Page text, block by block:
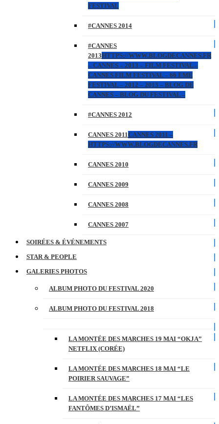
FESTIVAL
#CANNES 2014
#CANNES
2013HTTPS://WWW.BLOGDECANNES.FR
– CANNES – 2013 – FILM FESTIVAL –
CANNES FILM FESTIVAL – 66 EME
FESTIVAL – 2012 – 2013 – BLOG DE
CANNES – BLOG DU FESTIVAL –
#CANNES 2012
CANNES 2011CANNES 2011 –
HTTPS://WWW.BLOGDECANNES.FR
CANNES 2010
CANNES 2009
CANNES 2008
CANNES 2007
SOIRÉES & ÉVÉNEMENTS
STAR & PEOPLE
GALERIES PHOTOS
ALBUM PHOTO DU FESTIVAL 2020
ALBUM PHOTO DU FESTIVAL 2018
LA MONTÉE DES MARCHES 19 MAI “OKJA”
NETFLIX (CORÉE)
LA MONTÉE DES MARCHES 18 MAI “LE
POIRIER SAUVAGE”
LA MONTÉE DES MARCHES 17 MAI “LES
FANTÔMES D’ISMAËL”